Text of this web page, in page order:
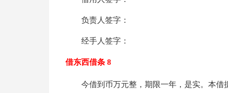
负责人签字：
经手人签字：
借东西借条 8
今借到币万元整，期限一年，是实。本借